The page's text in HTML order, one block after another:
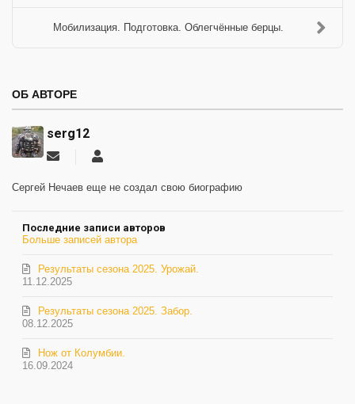
Мобилизация. Подготовка. Облегчённые берцы.
ОБ АВТОРЕ
serg12
Подписаться
обновление
Сергей Нечаев еще не создал свою биографию
Последние записи авторов
Больше записей автора
11.12.2025
Результаты сезона 2025. Урожай.
08.12.2025
Результаты сезона 2025. Забор.
16.09.2024
Нож от Колумбии.